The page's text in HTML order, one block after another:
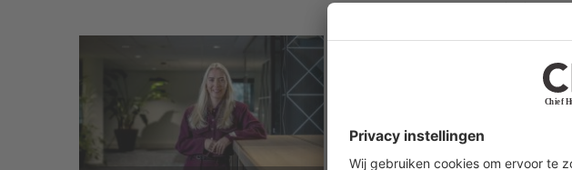
jaar ervaring mee in operationele en
commerciële managementrollen en in